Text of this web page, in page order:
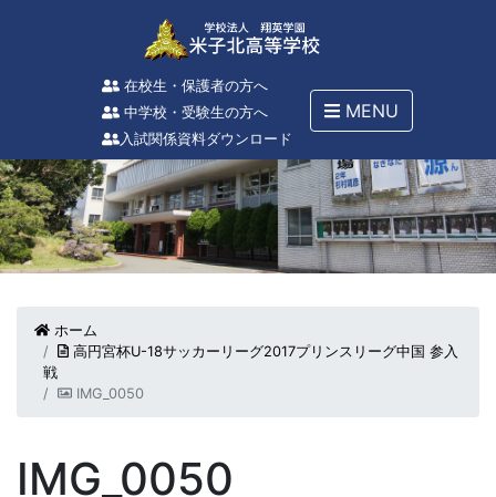
在校生・保護者の方へ
中学校・受験生の方へ
入試関係資料ダウンロード
MENU
ホーム
高円宮杯U-18サッカーリーグ2017プリンスリーグ中国 参入
戦
IMG_0050
IMG_0050